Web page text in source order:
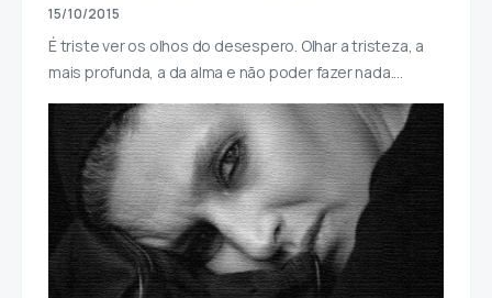
15/10/2015
É triste ver os olhos do desespero. Olhar a tristeza, a
mais profunda, a da alma e não poder fazer nada.…